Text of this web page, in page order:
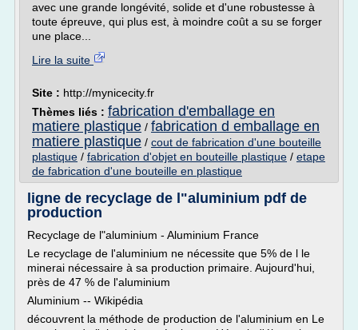
avec une grande longévité, solide et d'une robustesse à
toute épreuve, qui plus est, à moindre coût a su se forger
une place...
Lire la suite
Site : http://mynicecity.fr
Thèmes liés : fabrication d'emballage en
matiere plastique / fabrication d emballage en
matiere plastique / cout de fabrication d'une bouteille
plastique / fabrication d'objet en bouteille plastique / etape
de fabrication d'une bouteille en plastique
ligne de recyclage de l"aluminium pdf de
production
Recyclage de l"aluminium - Aluminium France
Le recyclage de l'aluminium ne nécessite que 5% de l le
minerai nécessaire à sa production primaire. Aujourd'hui,
près de 47 % de l'aluminium
Aluminium -- Wikipédia
découvrent la méthode de production de l'aluminium en Le